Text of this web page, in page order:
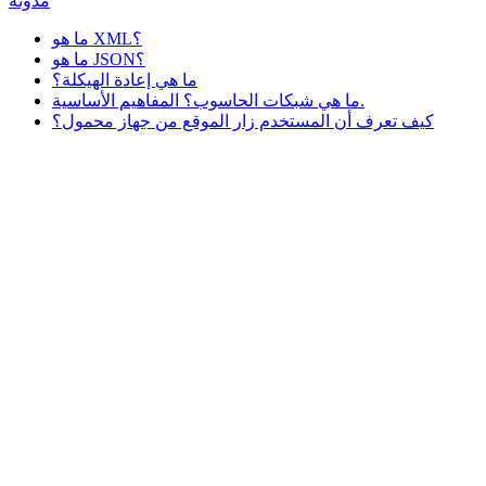
ما هو XML؟
ما هو JSON؟
ما هي إعادة الهيكلة؟
ما هي شبكات الحاسوب؟ المفاهيم الأساسية.
كيف تعرف أن المستخدم زار الموقع من جهاز محمول؟